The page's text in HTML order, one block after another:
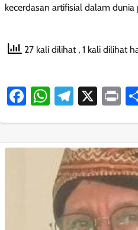
kecerdasan artifisial dalam
27 kali dilihat , 1 kali dilihat
Facebook
WhatsApp
X